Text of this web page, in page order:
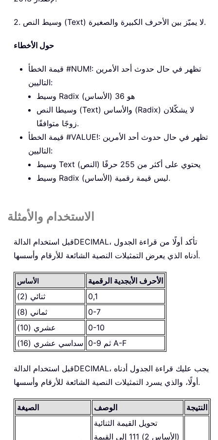
2. وسيط النص (Text) لا يميّز بين الأحرف الكبيرة والصغيرة.
حول الأخطاء
قيمة الخطأ #NUM!: تظهر في حال حدوث أحد الأمرين
التاليين:
وسيط Radix (الأساس) هو 36
وسيطا النص (Text) والأساس (Radix) لا يشكّلان
زوجًا متوافقًا.
قيمة الخطأ #VALUE!: تظهر في حال حدوث أحد الأمرين
التاليين:
وسيط Text (النص) يحتوي على أكثر من 255 حرفًا
وسيط Radix (الأساس) ليس قيمة رقمية.
الاستخدام والأمثلة
قبل استخدام الدالةDECIMAL، تأكد أولًا من قراءة الجدول
أدناه الذي يعرض التمثيلات النصية الشائعة للأرقام وأسسها.
الأساس
الأحرف الأبجدية الرقمية
ثنائي (2)
0,1
ثماني (8)
0-7
عشري (10)
0-10
سداسي عشري (16)
0-9 ثم A-F
قبل استخدام الدالةDECIMAL، يجب عليك قراءة الجدول أدناه
أولًا، والذي يسرد التمثيلات النصية الشائعة للأرقام وأسسها.
الصيغة الوصف النتيجة
تحويل القيمة الثنائية
(الأساس 2) 111 إلى القيمة